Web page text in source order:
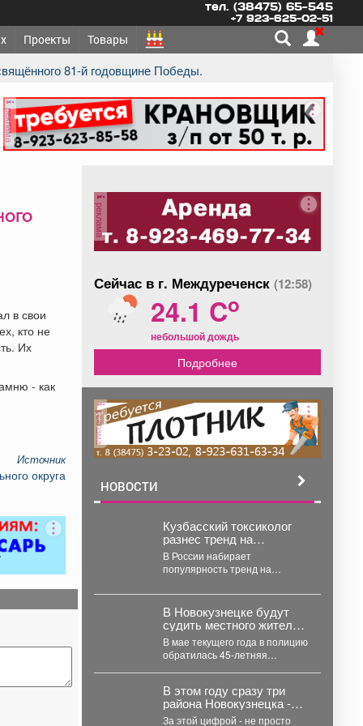
тел. (38475) 65-545
+7 923-625-02-51
Проекты Товары
81-й годовщине Победы.
реклама
в свои
кто не
Их
- как
Источник
округа
реклама
Сейчас в г. Междуреченск (12:58)
24.1 Co
небольшой дождь
Подробнее
реклама
НОВОСТИ
Кузбасский токсиколог
разнес тренд на
безалкогольное пиво
после тренировок
В России набирает
популярность тренд на
спортивный напиток. Главный
токсиколог Кузбасса
Константин...
В Новокузнецке будут
судить местного жителя,
который похитил
велосипед
В мае текущего года в полицию
обратилась 45-летняя
похитил принадлежащий...
В этом году сразу три
района Новокузнецка -
Центральный,
За этой цифрой - не просто